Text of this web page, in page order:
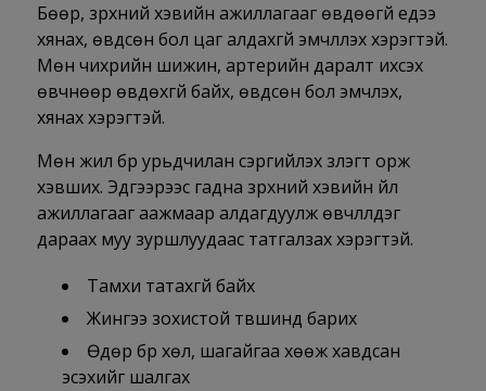
Бөөр, зүрхний хэвийн ажиллагааг өвдөөгүй үедээ
хянах, өвдсөн бол цаг алдахгүй эмчлүүлэх хэрэгтэй.
Мөн чихрийн шижин, артерийн даралт ихсэх
өвчнөөр өвдөхгүй байх, өвдсөн бол эмчлэх,
хянах хэрэгтэй.
Мөн жил бүр урьдчилан сэргийлэх үзлэгт орж
хэвших. Эдгээрээс гадна зүрхний хэвийн үйл
ажиллагааг аажмаар алдагдуулж өвчлүүлдэг
дараах муу зуршлуудаас татгалзах хэрэгтэй.
Тамхи татахгүй байх
Жингээ зохистой түвшинд барих
Өдөр бүр хөл, шагайгаа хөөж хавдсан
эсэхийг шалгах